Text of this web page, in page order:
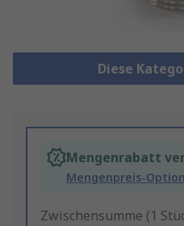
Diese
Mengenrabatt
Mengenpreis-
Zwischensumme (1